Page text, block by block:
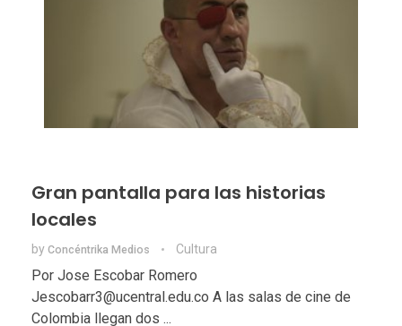
Gran pantalla para las historias
locales
by Concéntrika Medios Cultura
Por Jose Escobar Romero
Jescobarr3@ucentral.edu.co A las salas de cine de
Colombia llegan dos ...